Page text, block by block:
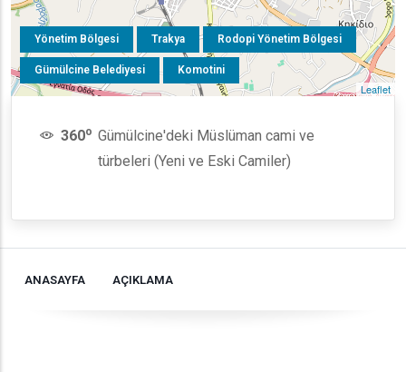
Yönetim Bölgesi Trakya Rodopi Yönetim Bölgesi
Gümülcine Belediyesi Komotini
Leaflet
360o Gümülcine'deki Müslüman cami ve
türbeleri (Yeni ve Eski Camiler)
ANASAYFA AÇIKLAMA